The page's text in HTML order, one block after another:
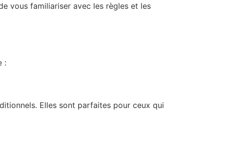
vous familiariser avec les règles et les
:
Elles sont parfaites pour ceux qui